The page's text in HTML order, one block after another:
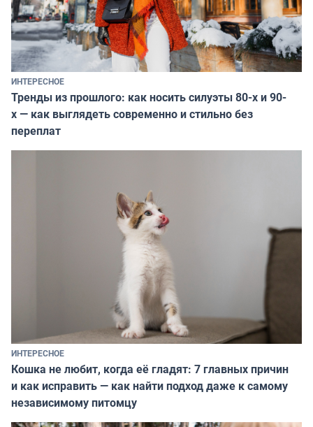
ИНТЕРЕСНОЕ
Тренды из прошлого: как носить силуэты 80-х и 90-
х — как выглядеть современно и стильно без
переплат
ИНТЕРЕСНОЕ
Кошка не любит, когда её гладят: 7 главных причин
и как исправить — как найти подход даже к самому
независимому питомцу